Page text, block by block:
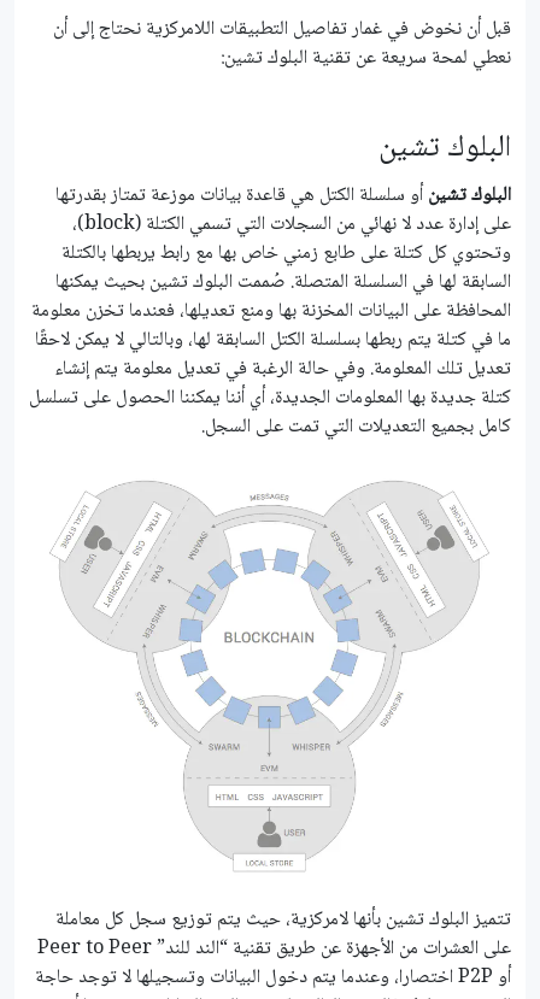
قبل أن نخوض في غمار تفاصيل التطبيقات اللامركزية نحتاج إلى أن
نعطي لمحة سريعة عن تقنية البلوك تشين:
البلوك تشين
البلوك تشينأو سلسلة الكتل هي قاعدة بيانات موزعة تمتاز بقدرتها
على إدارة عدد لا نهائي من السجلات التي تسمي الكتلة (block)،
وتحتوي كل كتلة على طابع زمني خاص بها مع رابط يربطها بالكتلة
السابقة لها في السلسلة المتصلة. صُممت البلوك تشين بحيث يمكنها
المحافظة على البيانات المخزنة بها ومنع تعديلها، فعندما تخزن معلومة
ما في كتلة يتم ربطها بسلسلة الكتل السابقة لها، وبالتالي لا يمكن لاحقًا
تعديل تلك المعلومة. وفي حالة الرغبة في تعديل معلومة يتم إنشاء
كتلة جديدة بها المعلومات الجديدة، أي أننا يمكننا الحصول على تسلسل
كامل بجميع التعديلات التي تمت على السجل.
تتميز البلوك تشين بأنها لامركزية، حيث يتم توزيع سجل كل معاملة
على العشرات من الأجهزة عن طريق تقنية “الند للند” Peer to Peer
أو P2P اختصارا، وعندما يتم دخول البيانات وتسجيلها لا توجد حاجة